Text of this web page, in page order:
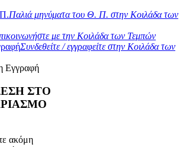
Παλιά μηνύματα του Θ. Π. στην Κοιλάδα των
με την Κοιλάδα των Τεμπών
Συνδεθείτε / εγγραφείτε στην Κοιλάδα των
Εγγραφή
ΣΤΟ
ακόμη